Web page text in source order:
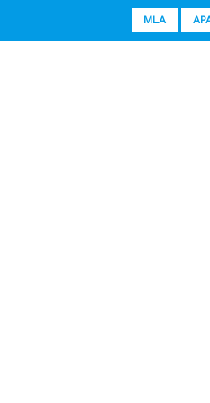
MLA